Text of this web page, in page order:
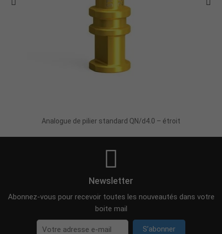
Analogue de pilier standard QN/d4.0 – étroit
Newsletter
Abonnez-vous pour recevoir toutes les nouveautés dans votre
boite mail
S’abonner